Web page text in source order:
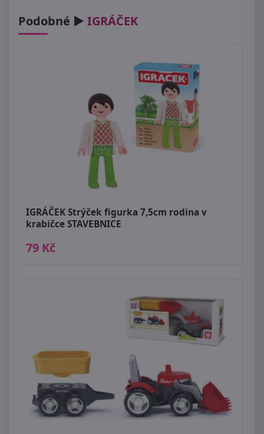
Podobné ► IGRÁČEK
IGRÁČEK Strýček figurka 7,5cm rodina v
krabičce STAVEBNICE
79 Kč